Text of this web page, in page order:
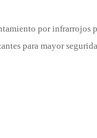
por infrarrojos
para mayor